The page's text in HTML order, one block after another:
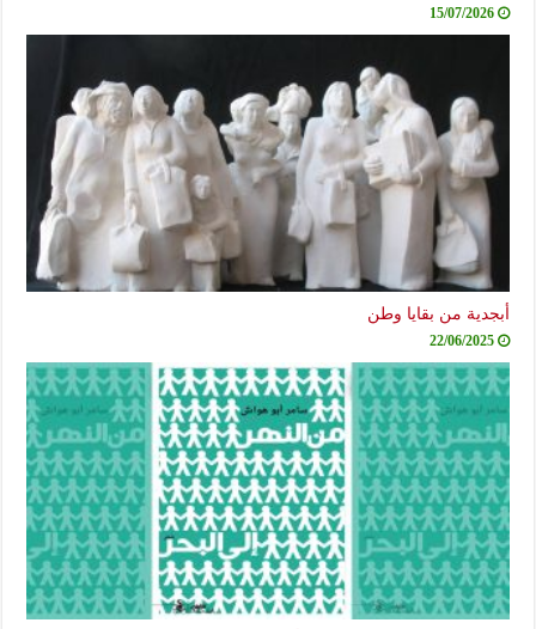
15/07/2026
أبجدية من بقايا وطن
22/06/2025